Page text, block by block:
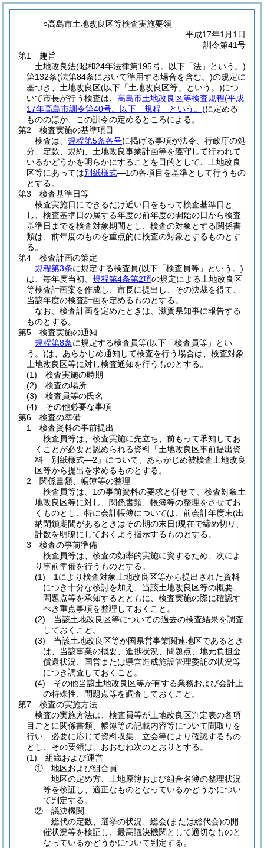
○高島市土地改良区等検査実施要領
平成17年1月1日
訓令第41号
第1 趣旨
土地改良法(昭和24年法律第195号。以下「法」という。)
第132条(法第84条において準用する場合を含む。)の規定に
基づき、土地改良区(以下「土地改良区等」という。)につ
いて市長が行う検査は、 高島市土地改良区等検査規程(平成
17年高島市訓令第40号。以下「規程」という。)に定める
もののほか、この訓令の定めるところによる。
第2 検査実施の基準項目
検査は、 規程第5条各号に掲げる事項が法令、行政庁の処
分、定款、規約、土地改良事業計画等を遵守して行われて
いるかどうかを明らかにすることを目的として、土地改良
区等にあっては別紙様式―1の各項目を基準として行うもの
とする。
第3 検査基準日等
検査実施日にできるだけ近い日をもって検査基準日と
し、検査基準日の属する年度の前年度の開始の日から検査
基準日までを検査対象期間とし、検査の対象とする関係書
類は、前年度のものを重点的に検査の対象とするものとす
る。
第4 検査計画の策定
規程第3条に規定する検査員(以下「検査員等」という。)
は、毎年度当初、 規程第4条第2項の規定による土地改良区
等検査計画案を作成し、市長に提出し、その決裁を得て、
当該年度の検査計画を定めるものとする。
なお、検査計画を定めたときは、滋賀県知事に報告する
ものとする。
第5 検査実施の通知
規程第8条に規定する検査員等(以下「検査員等」とい
う。)は、あらかじめ通知して検査を行う場合は、検査対象
土地改良区等に対し検査通知を行うものとする。
(1) 検査実施の時期
(2) 検査の場所
(3) 検査員等の氏名
(4) その他必要な事項
第6 検査の準備
1 検査資料の事前提出
検査員等は、検査実施に先立ち、前もって承知してお
くことが必要と認められる資料「土地改良区事前提出資
料 別紙様式―2」について、あらかじめ被検査土地改良
区等から提出を求めるものとする。
2 関係書類、帳簿等の整理
検査員等は、1の事前資料の要求と併せて、検査対象土
地改良区等に対し、関係書類、帳簿等の整理をさせてお
くものとし、特に会計帳簿については、前会計年度末(出
納閉鎖期間があるときはその期の末日)現在で締め切り、
計数を明瞭にしておくよう指示するものとする。
3 検査の事前準備
検査員等は、検査の効率的実施に資するため、次によ
り事前準備を行うものとする。
(1) 1により検査対象土地改良区等から提出された資料
につき十分な検討を加え、当該土地改良区等の概要、
問題点等を承知するとともに、検査実施の際に確認す
べき重点事項を整理しておくこと。
(2) 当該土地改良区等についての過去の検査結果を調査
しておくこと。
(3) 当該土地改良区等が国県営事業関連地区であるとき
は、当該事業の概要、進捗状況、問題点、地元負担金
償還状況、国営または県営造成施設管理委託の状況等
につき調査しておくこと。
(4) その他当該土地改良区等が有する業務および会計上
の特殊性、問題点等を調査しておくこと。
第7 検査の実施方法
検査の実施方法は、検査員等が土地改良区判定表の各項
目ごとに関係書類、帳簿等の記載内容等について聞取りを
行い、必要に応じて資料収集、立会等により確認するもの
とし、その要領は、おおむね次のとおりとする。
(1) 組織および運営
① 地区および組合員
地区の定め方、土地原簿および組合名簿の整理状況
等を検証し、適正なものとなっているかどうかについ
て判定する。
② 議決機関
総代の定数、選挙の状況、総会(または総代会)の開
催状況等を検証し、最高議決機関として適切なものと
なっているかどうかについて判定する。